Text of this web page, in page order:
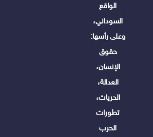
الواقع
السوداني،
وعلى رأسها:
حقوق
الإنسان،
العدالة،
الحريات،
تطورات
الحرب